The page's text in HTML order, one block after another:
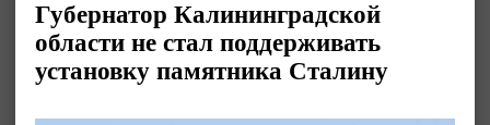
Губернатор Калининградской
области не стал поддерживать
установку памятника Сталину